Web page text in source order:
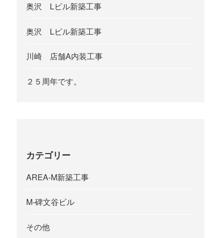
奥沢 Lビル新築工事
奥沢 Lビル新築工事
川崎 店舗A内装工事
２５周年です。
カテゴリー
AREA-M新築工事
M-碑文谷ビル
その他